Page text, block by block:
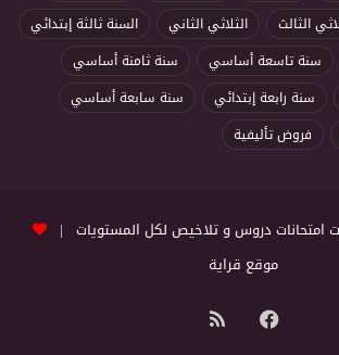
الثالث الثلاثي الثاني
السنة ثالثة إبتدائي
سنة تاسعة أساسي
سنة ثامنة أساسي
سنة رابعة إبتدائي
سنة سابعة أساسي
فروض تأليفية
موقع قراية
فيسبوك